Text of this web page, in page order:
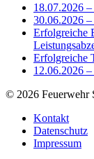
18.07.2026
30.06.2026
Erfolgreiche
Erfolgreiche
12.06.2026
© 2026 Feuerwehr
Kontakt
Datenschutz
Impressum